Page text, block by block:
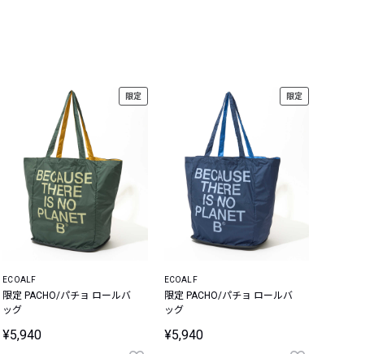
限定
ECOALF
限定 PACHO/パチョ ロールバ
ッグ
¥5,940
限定
ECOALF
限定 PACHO/パチョ ロールバ
ッグ
¥5,940